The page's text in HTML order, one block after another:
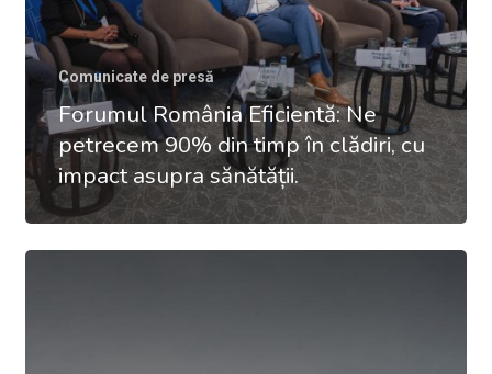
Comunicate de presă
Forumul România Eficientă: Ne
petrecem 90% din timp în clădiri, cu
impact asupra sănătății.